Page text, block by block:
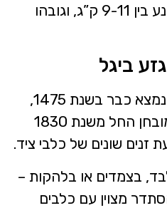
זנים אחרים, אשר משקלו נע בין 9-11 ק”ג, וגובהו
ביגל
התיעוד הראשון לגזע זה, נמצא כבר בשנת 1475,
אולם הביגל מתקיים כזן מובחן החל משנת 1830
שונים של כלבי ציד.
בצמדים או בלהקות –
מצוין עם כלבים